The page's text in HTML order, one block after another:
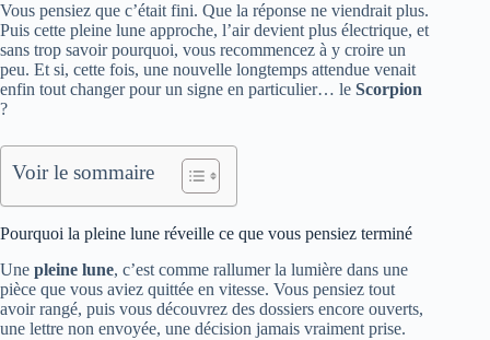
Vous pensiez que c’était fini. Que la réponse ne viendrait plus.
Puis cette pleine lune approche, l’air devient plus électrique, et
sans trop savoir pourquoi, vous recommencez à y croire un
peu. Et si, cette fois, une nouvelle longtemps attendue venait
enfin tout changer pour un signe en particulier… le Scorpion
?
Voir le sommaire
Pourquoi la pleine lune réveille ce que vous pensiez terminé
Une pleine lune, c’est comme rallumer la lumière dans une
pièce que vous aviez quittée en vitesse. Vous pensiez tout
avoir rangé, puis vous découvrez des dossiers encore ouverts,
une lettre non envoyée, une décision jamais vraiment prise.